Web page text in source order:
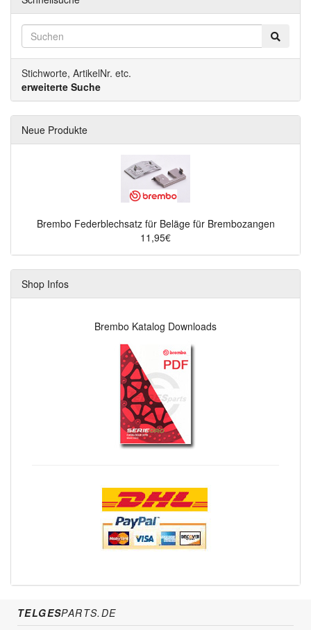
Stichworte, ArtikelNr. etc.
erweiterte Suche
Neue Produkte
Brembo Federblechsatz für Beläge für Brembozangen
11,95€
Shop Infos
Brembo Katalog Downloads
TELGESPARTS.DE